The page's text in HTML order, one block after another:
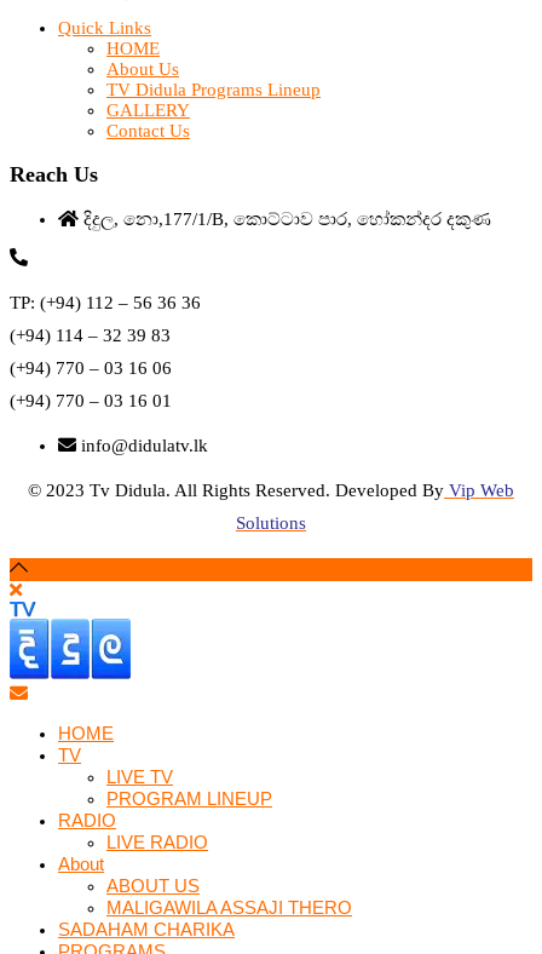
Quick Links
HOME
About Us
TV Didula Programs Lineup
GALLERY
Contact Us
Reach Us
දිදුල, නො,177/1/B, කොට්ටාව පාර, හෝකන්දර දකුණ
TP: (+94) 112 – 56 36 36
(+94) 114 – 32 39 83
(+94) 770 – 03 16 06
(+94) 770 – 03 16 01
info@didulatv.lk
© 2023 Tv Didula. All Rights Reserved. Developed By Vip Web
Solutions
HOME
TV
LIVE TV
PROGRAM LINEUP
RADIO
LIVE RADIO
About
ABOUT US
MALIGAWILA ASSAJI THERO
SADAHAM CHARIKA